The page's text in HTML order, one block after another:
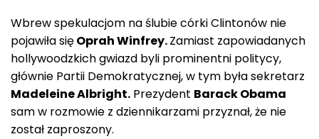
Wbrew spekulacjom na ślubie córki Clintonów nie
pojawiła sięOprah Winfrey.Zamiast zapowiadanych
hollywoodzkich gwiazd byli prominentni politycy,
głównie Partii Demokratycznej, w tym była sekretarz
Madeleine Albright. Prezydent Barack Obama
sam w rozmowie z dziennikarzami przyznał, że nie
został zaproszony.